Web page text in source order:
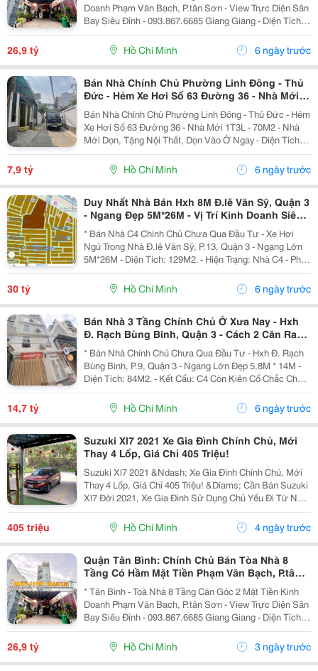
Doanh Phạm Văn Bạch, P.tân Sơn - View Trực Diện Sân
Bay Siêu Đỉnh - 093.867.6685 Giang Giang - Diện Tích:
88,4M2 - Ngang 7,5M * 21M. - Kết Cấu: 1 Hầm - 1 Lửng -
6 Tầng - Sân Thượng - Thang Máy...
26,9 tỷ Hồ Chí Minh 6 ngày trước
Bán Nhà Chính Chủ Phường Linh Đông - Thủ
Đức - Hẻm Xe Hơi Số 63 Đường 36 - Nhà Mới
1T3L - 70M2
Bán Nhà Chính Chủ Phường Linh Đông - Thủ Đức - Hẻm
Xe Hơi Số 63 Đường 36 - Nhà Mới 1T3L - 70M2 - Nhà
Mới Dọn, Tặng Nội Thất, Dọn Vào Ở Ngay - Diện Tích:
5X13.6M= 69M, Full Thổ Cư. - Hiện Trạng: 1 Trệt 3 Lầu,
4Pn, 5Wc, Phòng Khách, Bếp, Phòng...
7,9 tỷ Hồ Chí Minh 6 ngày trước
Duy Nhất Nhà Bán Hxh 8M Đ.lê Văn Sỹ, Quận 3
- Ngang Đẹp 5M*26M - Vị Trí Kinh Doanh Siêu
Đỉnh - Chính Chủ 1 Đời Xưa
* Bán Nhà C4 Chính Chủ Chưa Qua Đầu Tư - Xe Hơi
Ngủ Trong Nhà Đ.lê Văn Sỹ, P.13, Quận 3 - Ngang Lớn
5M*26M - Diện Tích: 129M2. - Hiện Trạng: Nhà C4 - Phù
Hợp Chủ Mới Về Xây Theo Công Năng Sử Dụng. - Hiện
Đang Cho Người Quen Thuê Và Giữ Nhà: 15...
30 tỷ Hồ Chí Minh 6 ngày trước
Bán Nhà 3 Tầng Chính Chủ Ở Xưa Nay - Hxh
Đ. Rạch Bùng Binh, Quận 3 - Cách 2 Căn Ra
Mt Lớn - Xung Quanh Xây 6 Tầng Đẹp
* Bán Nhà Chính Chủ Chưa Qua Đầu Tư - Hxh Đ. Rạch
Bùng Binh, P.9, Quận 3 - Ngang Lớn Đẹp 5,8M * 14M -
Diện Tích: 84M2. - Kết Cấu: C4 Còn Kiên Cố Chắc Chắn.
- Phù Hợp Khách Đầu Tư Xây Chdv - Trụ Sở Vp - Spa ....
- Cách 30M Ra Mặt Tiền Lớn - Nhà...
14,7 tỷ Hồ Chí Minh 6 ngày trước
Suzuki Xl7 2021 Xe Gia Đình Chính Chủ, Mới
Thay 4 Lốp, Giá Chỉ 405 Triệu!
Suzuki Xl7 2021 &Ndash; Xe Gia Đình Chính Chủ, Mới
Thay 4 Lốp, Giá Chỉ 405 Triệu! &Diams; Cần Bán Suzuki
Xl7 Đời 2021, Xe Gia Đình Sử Dụng Chủ Yếu Đi Từ Nhà
Đến Công Ty Nên Giữ Gìn Rất Kỹ. &Diams; Thông Tin
Xe: &Diams; Suzuki Xl7 &Ndash; Đời 2021...
405 triệu Hồ Chí Minh 4 ngày trước
Quận Tân Bình: Chính Chủ Bán Tòa Nhà 8
Tầng Có Hầm Mặt Tiền Phạm Văn Bạch, P.tân
Sơn- View Trực Diện Ngắm Máy Bay Đỉnh- Dt
* Tân Bình - Toà Nhà 8 Tầng Căn Góc 2 Mặt Tiền Kinh
Doanh Phạm Văn Bạch, P.tân Sơn - View Trực Diện Sân
Bay Siêu Đỉnh - 093.867.6685 Giang Giang - Diện Tích:
88,4M2 - Ngang 7,5M * 21M. - Kết Cấu: 1 Hầm - 1 Lửng -
6 Tầng - Sân Thượng - Thang Máy...
26,9 tỷ Hồ Chí Minh 3 ngày trước